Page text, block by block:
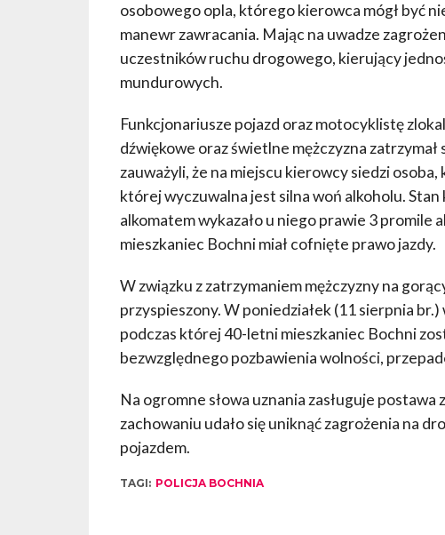
osobowego opla, którego kierowca mógł być
manewr zawracania. Mając na uwadze
uczestników ruchu drogowego, kierujący
mundurowych.
Funkcjonariusze pojazd oraz motocyklistę
dźwiękowe oraz świetlne mężczyzna
zauważyli, że na miejscu kierowcy siedzi
której wyczuwalna jest silna woń alkoholu.
alkomatem wykazało u niego prawie 3
mieszkaniec Bochni miał cofnięte prawo jazdy.
W związku z zatrzymaniem mężczyzny na
przyspieszony. W poniedziałek (11 sierpnia
podczas której 40-letni mieszkaniec Bochni
bezwzględnego pozbawienia wolności,
Na ogromne słowa uznania zasługuje
zachowaniu udało się uniknąć zagrożenia na
pojazdem.
TAGI: POLICJA BOCHNIA